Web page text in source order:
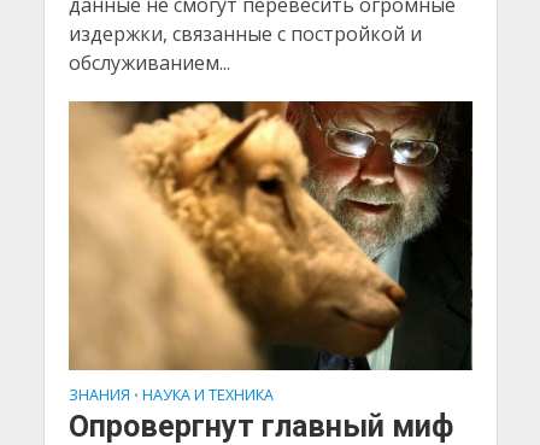
издержки, связанные с постройкой и
обслуживанием...
ЗНАНИЯ • НАУКА И ТЕХНИКА
Опровергнут главный миф